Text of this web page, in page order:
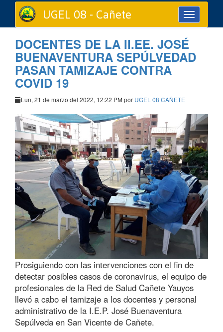
Toggle
navigation
UGEL 08 - Cañete
DOCENTES DE LA II.EE. JOSÉ
BUENAVENTURA SEPÚLVEDAD
PASAN TAMIZAJE CONTRA
COVID 19
Lun, 21 de marzo del 2022, 12:22 PM por UGEL 08 CAÑETE
Prosiguiendo con las intervenciones con el fin de
detectar posibles casos de coronavirus, el equipo de
profesionales de la Red de Salud Cañete Yauyos
llevó a cabo el tamizaje a los docentes y personal
administrativo de la I.E.P. José Buenaventura
Sepúlveda en San Vicente de Cañete.